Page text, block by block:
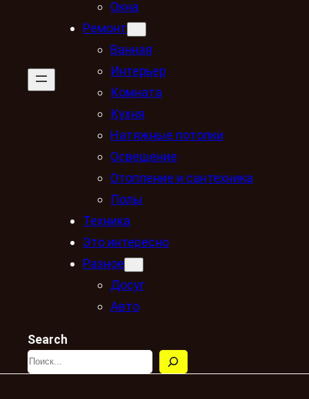
Окна
Ремонт
Ванная
Интерьер
Комната
Кухня
Натяжные потолки
Освещение
Отопление и сантехника
Полы
Техника
Это интересно
Разное
Досуг
Авто
Search